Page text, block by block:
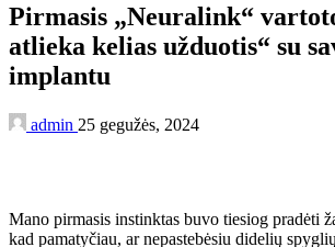
Pirmasis „Neuralink“
atlieka kelias užduotis“ su
implantu
admin 25 gegužės, 2024
Mano pirmasis instinktas buvo tiesiog pradėti
kad pamatyčiau, ar nepastebėsiu didelių